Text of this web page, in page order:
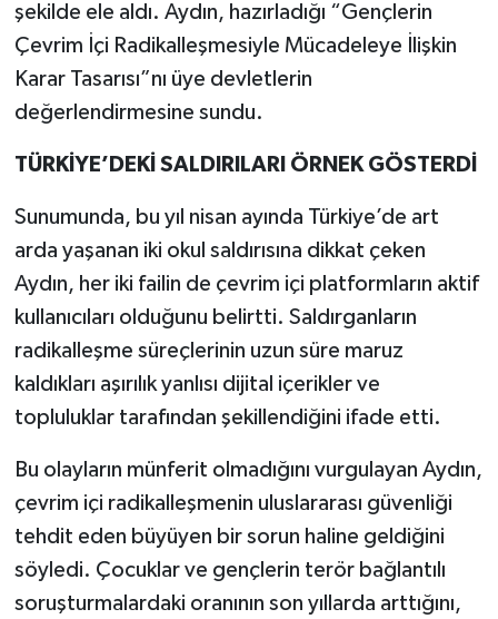
şekilde ele aldı. Aydın, hazırladığı “Gençlerin
Çevrim İçi Radikalleşmesiyle Mücadeleye İlişkin
Karar Tasarısı”nı üye devletlerin
değerlendirmesine sundu.
TÜRKİYE’DEKİ SALDIRILARI ÖRNEK GÖSTERDİ
Sunumunda, bu yıl nisan ayında Türkiye’de art
arda yaşanan iki okul saldırısına dikkat çeken
Aydın, her iki failin de çevrim içi platformların aktif
kullanıcıları olduğunu belirtti. Saldırganların
radikalleşme süreçlerinin uzun süre maruz
kaldıkları aşırılık yanlısı dijital içerikler ve
topluluklar tarafından şekillendiğini ifade etti.
Bu olayların münferit olmadığını vurgulayan Aydın,
çevrim içi radikalleşmenin uluslararası güvenliği
tehdit eden büyüyen bir sorun haline geldiğini
söyledi. Çocuklar ve gençlerin terör bağlantılı
soruşturmalardaki oranının son yıllarda arttığını,